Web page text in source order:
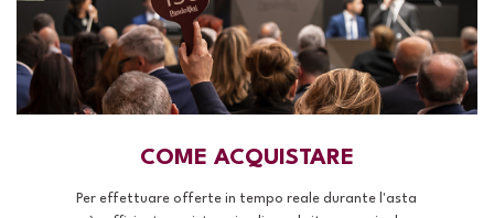
COME ACQUISTARE
Per effettuare offerte in tempo reale durante l'asta